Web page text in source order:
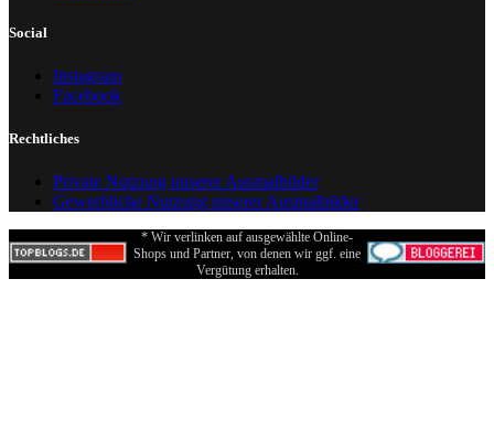
Social
Instagram
Facebook
Rechtliches
Private Nutzung unserer Ausmalbilder
Gewerbliche Nutzung unserer Ausmalbilder
* Wir verlinken auf ausgewählte Online-
Shops und Partner, von denen wir ggf. eine
Vergütung erhalten.